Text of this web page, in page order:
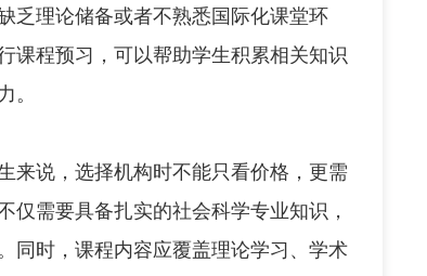
乏理论储备或者不熟悉国际化课堂环
课程预习，可以帮助学生积累相关知识
。
说，选择机构时不能只看价格，更需
需要具备扎实的社会科学专业知识，
同时，课程内容应覆盖理论学习、学术